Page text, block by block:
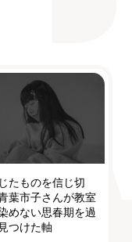
じたものを信じ切
葉市子さんが教室
めない思春期を過
つけた軸